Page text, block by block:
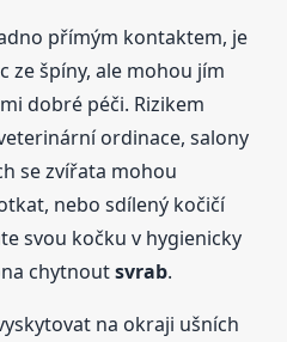
přímým kontaktem, je
ze špíny, ale mohou jím
dobré péči. Rizikem
ordinace, salony
se zvířata mohou
nebo sdílený kočičí
svou kočku v hygienicky
chytnoutsvrab.
na okraji ušních